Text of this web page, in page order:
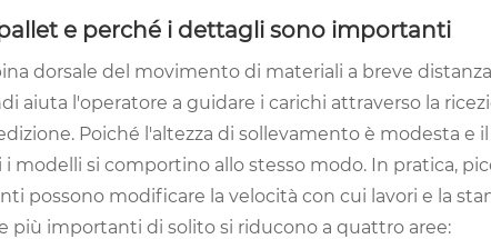
e perché i dettagli sono importanti
dorsale del movimento di materiali a breve
aiuta l'operatore a guidare i carichi attraverso la
Poiché l'altezza di sollevamento è modesta
modelli si comportino allo stesso modo. In pratica,
possono modificare la velocità con cui lavori e la
più importanti di solito si riducono a quattro aree: